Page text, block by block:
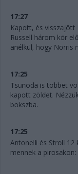
17:27
Kapott, és visszajött
Russell három kör
anélkül, hogy Norris
17:25
Tsunoda is többet
kapott zöldet.
bokszba.
17:25
Antonelli és Stroll
mennek a